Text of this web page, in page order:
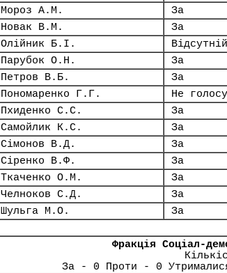
Мороз А.М.
За
Новак В.М.
За
Олійник Б.І.
Відсутній
Парубок О.Н.
За
Петров В.Б.
За
Пономаренко Г.Г.
Не
Пхиденко С.С.
За
Самойлик К.С.
За
Сімонов В.Д.
За
Сіренко В.Ф.
За
Ткаченко О.М.
За
Челноков С.Д.
За
Шульга М.О.
За
Фракція Соціал-
За - 0 Проти - 0